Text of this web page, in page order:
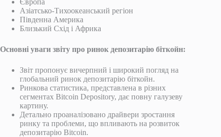
Азіатсько-Тихоокеанський регіон
Південна Америка
Близький Схід і Африка
Основні уваги звіту про ринок депозитарію біткойн:
Звіт пропонує вичерпний і широкий погляд на
глобальний ринок депозитарію біткойн.
Ринкова статистика, представлена ​​в різних
сегментах Bitcoin Depository, дає повну галузеву
картину.
Детально проаналізовано драйвери зростання
ринку та проблеми, що впливають на розвиток
депозитарію Bitcoin.